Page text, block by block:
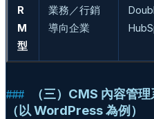
R
M
型
業務／行銷
導向企業
（三）CMS 內容管
（以 WordPress 為例）